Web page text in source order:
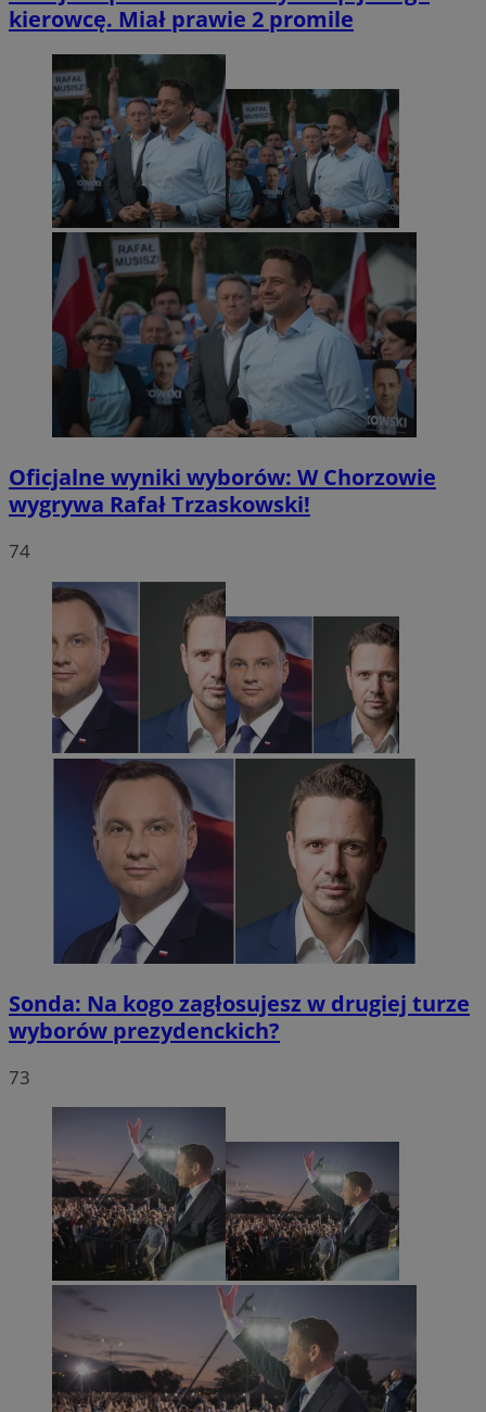
kierowcę. Miał prawie 2 promile
Oficjalne wyniki wyborów: W Chorzowie
wygrywa Rafał Trzaskowski!
74
Sonda: Na kogo zagłosujesz w drugiej turze
wyborów prezydenckich?
73